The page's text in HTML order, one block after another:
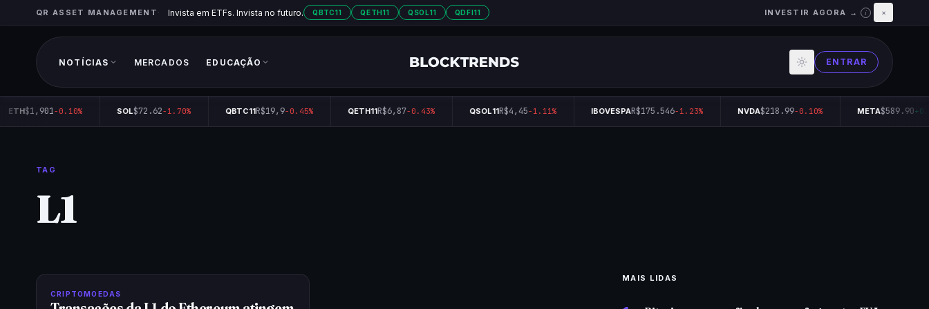
QR ASSET MANAGEMENT Invista em ETFs. Invista no futuro. QBTC11 QETH11 QSOL11 QDFI11 INVESTIR AGORA → i ×
NOTÍCIAS MERCADOS EDUCAÇÃO ENTRAR
ETH$1,901-0.10% SOL$72.62-1.70% QBTC11R$19,9-0.45% QETH11R$6,87-0.43% QSOL11R$4,45-1.11% IBOVESPAR$175.546-1.23% NVDA$218.99-0.10% META$589.90
TAG
L1
CRIPTOMOEDAS
MAIS LIDAS